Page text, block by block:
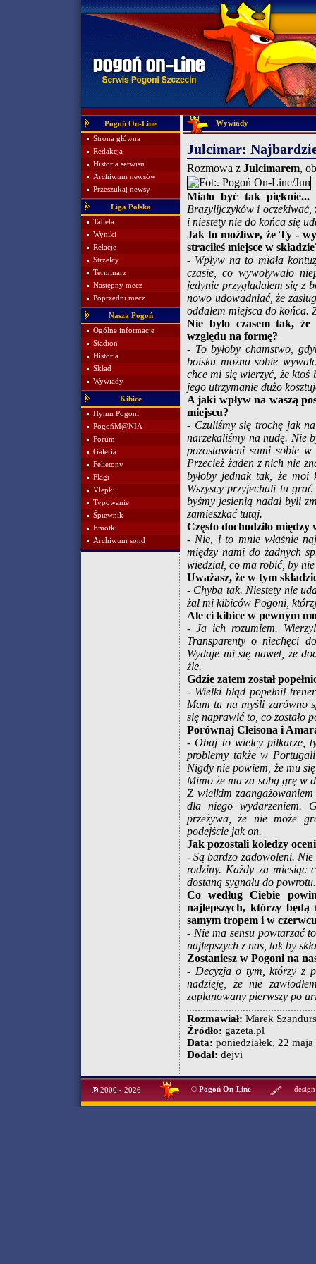
Pogoń On-Line
Strona główna
Redakcja
Historia serwisu
Archiwum newsów
Przeszukaj newsy
Liga Polska
Tabela
Wyniki
Relacje
Strzelcy
Terminarz
Następny mecz
Poprzedni mecz
Nasza Pogoń
Ogólne informacje
Stadion
Historia
Skład
Wywiady
Kibice
Hymn Pogoni
PogońM@NIA
Forum
Galeria
Felietony
Flagi
Vlepki
Typowanie
Śpiewnik
Emotki
Archiwum sond
Wywiady
Julcimar:
Rozmowa z Julcimarem,
Miało być tak pięknie...
Brazylijczyków i oczekiwać,
i niestety nie do końca się
Jak to możliwe, że Ty -
straciłeś miejsce w
- Wpływ na to miała
czasie, co wywoływało
jedynie przyglądałem się z
nowo udowadniać, że
oddałem miejsca do końca.
Nie było czasem tak,
względu na formę?
- To byłoby chamstwo,
boisku można sobie
chce mi się wierzyć, że ktoś
jego utrzymanie dużo
A jaki wpływ na waszą
miejscu?
- Czuliśmy się trochę jak
narzekaliśmy na nudę. Nie
pozostawieni sami sobie
Przecież żaden z nich nie
byłoby jednak tak, że moi
Wszyscy przyjechali tu
byśmy jesienią nadal byli
zamieszkać tutaj.
Często dochodziło
- Nie, i to mnie właśnie
między nami do żadnych
wiedział, co ma robić, by
Uważasz, że w tym
- Chyba tak. Niestety nie
żal mi kibiców Pogoni,
Ale ci kibice w pewnym
- Ja ich rozumiem.
Transparenty o niechęci
Wydaje mi się nawet, że
źle.
Gdzie zatem został
- Wielki błąd popełnił
Mam tu na myśli zarówno
się naprawić to, co zostało
Porównaj Cleisona i
-Obaj to wielcy piłkarze,
problemy także w
Nigdy nie powiem, że mu
Mimo że ma za sobą grę w
Z wielkim zaangażowaniem
dla niego wydarzeniem.
przeżywa, że nie może
podejście jak on.
Jak pozostali koledzy
-Są bardzo zadowoleni.
rodziny. Każdy za miesiąc
dostaną sygnału do powrotu.
Co według Ciebie
najlepszych, którzy
samym tropem i w
- Nie ma sensu powtarzać
najlepszych z nas, tak by
Zostaniesz w Pogoni na
- Decyzja o tym, którzy z
nadzieję, że nie
zaplanowany pierwszy po
Rozmawiał: Marek
Źródło: gazeta.pl
Data: poniedziałek, 22
Dodał: dejvi
2000 - 2026 © Pogoń On-Line